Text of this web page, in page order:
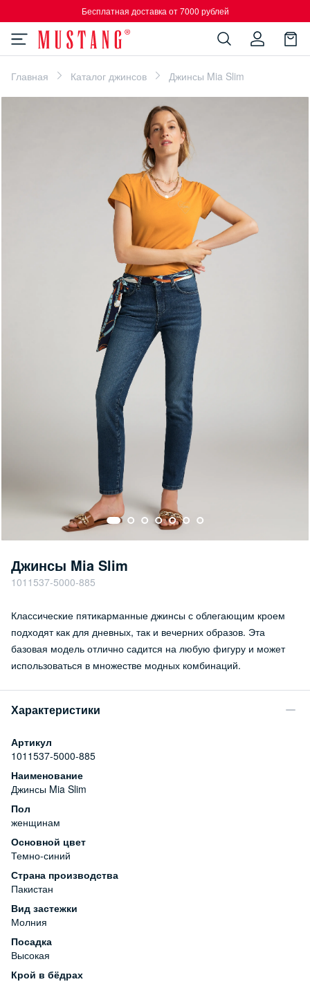
Бесплатная доставка от 7000 рублей
Главная Каталог джинсов Джинсы Mia Slim
Джинсы Mia Slim
1011537-5000-885
Классические пятикарманные джинсы с облегающим кроем
подходят как для дневных, так и вечерних образов. Эта
базовая модель отлично садится на любую фигуру и может
использоваться в множестве модных комбинаций.
Характеристики
Артикул
1011537-5000-885
Наименование
Джинсы Mia Slim
Пол
женщинам
Основной цвет
Темно-синий
Страна производства
Пакистан
Вид застежки
Молния
Посадка
Высокая
Крой в бёдрах